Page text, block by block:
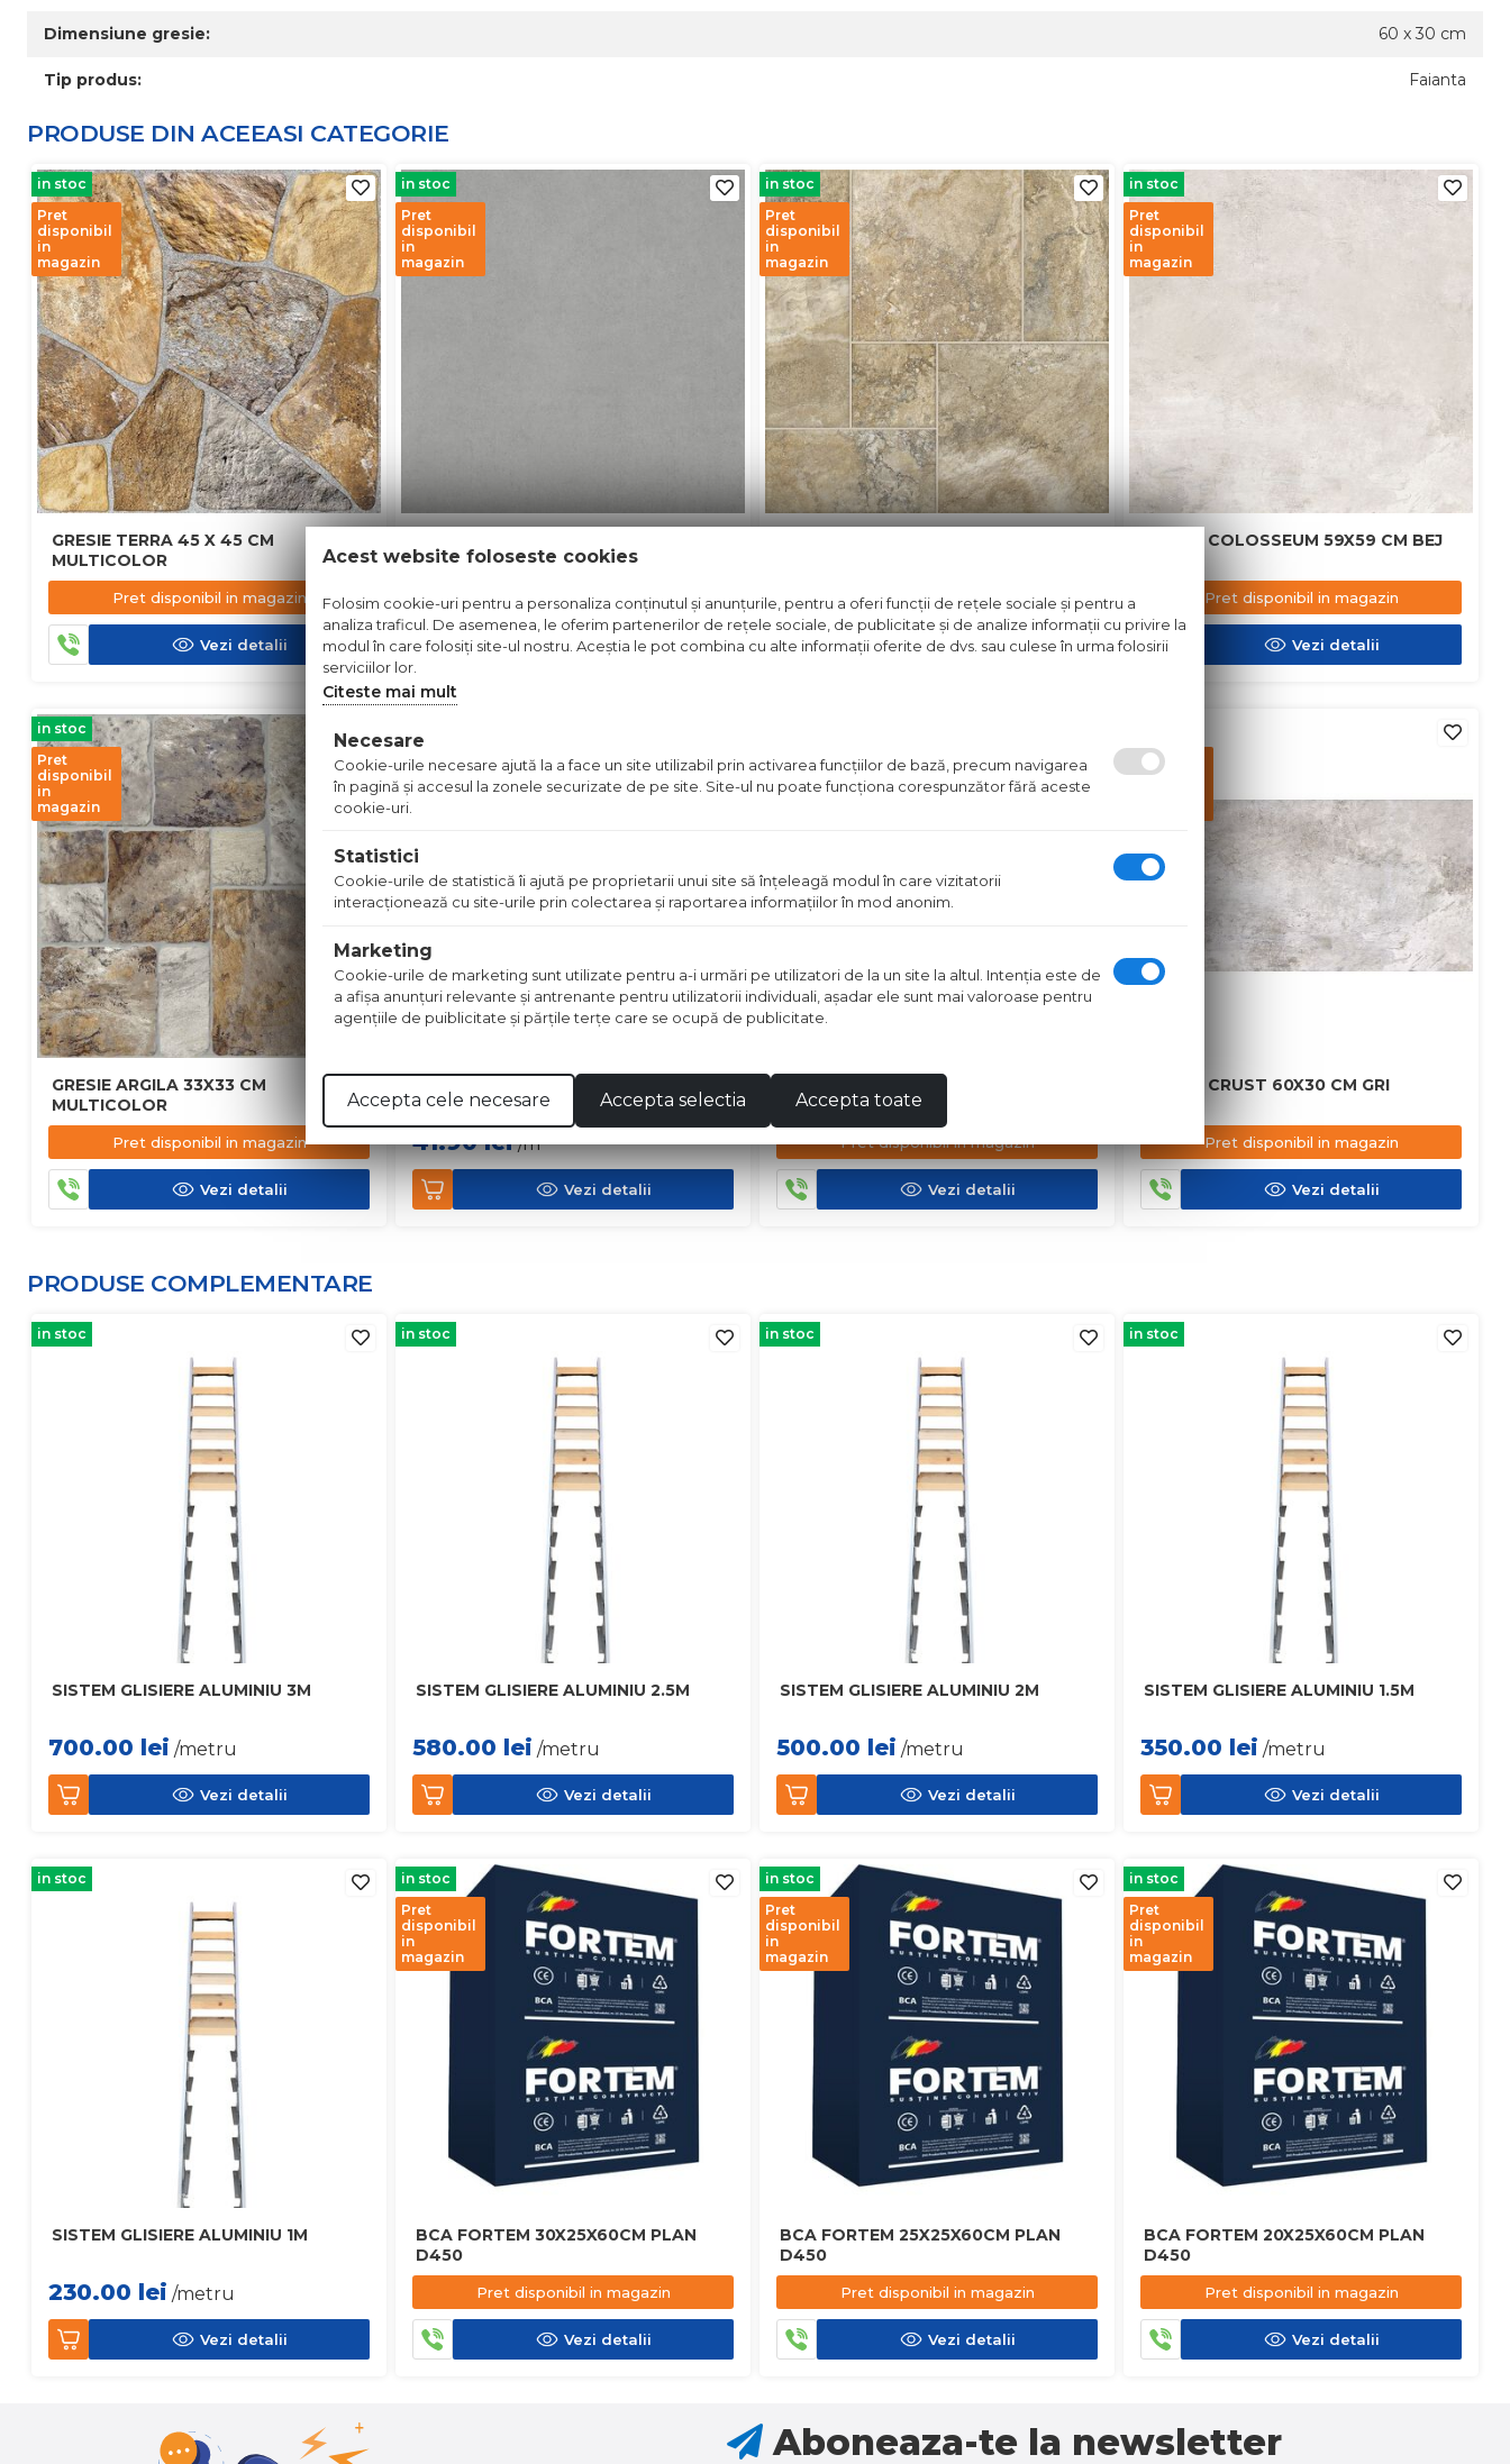
Dimensiune gresie: 60 x 30 cm
Tip produs: Faianta
PRODUSE DIN ACEEASI CATEGORIE
in stoc
Pret
disponibil
in
magazin
GRESIE TERRA 45 X 45 CM
MULTICOLOR
Pret disponibil in magazin
Vezi detalii
in stoc
Pret
disponibil
in
magazin
DESCHIS
Pret disponibil in magazin
Vezi detalii
in stoc
Pret
disponibil
in
magazin
Pret disponibil in magazin
Vezi detalii
in stoc
Pret
disponibil
in
magazin
GRESIE COLOSSEUM 59X59 CM BEJ
Pret disponibil in magazin
Vezi detalii
in stoc
Pret
disponibil
in
magazin
GRESIE ARGILA 33X33 CM
MULTICOLOR
Pret disponibil in magazin
Vezi detalii
FAIANTA OPERA 50X20 CM MARO
41.90 lei /m
Vezi detalii
Pret
disponibil
in
GRESIE GARRET 60X30 CM MARO
Pret disponibil in magazin
Vezi detalii
Pret
disponibil
GRESIE CRUST 60X30 CM GRI
Pret disponibil in magazin
Vezi detalii
PRODUSE COMPLEMENTARE
in stoc
SISTEM GLISIERE ALUMINIU 3M
700.00 lei /metru
Vezi detalii
in stoc
SISTEM GLISIERE ALUMINIU 2.5M
580.00 lei /metru
Vezi detalii
in stoc
SISTEM GLISIERE ALUMINIU 2M
500.00 lei /metru
Vezi detalii
in stoc
SISTEM GLISIERE ALUMINIU 1.5M
350.00 lei /metru
Vezi detalii
in stoc
SISTEM GLISIERE ALUMINIU 1M
230.00 lei /metru
Vezi detalii
in stoc
Pret
disponibil
in
magazin
BCA FORTEM 30X25X60CM PLAN
D450
Pret disponibil in magazin
Vezi detalii
in stoc
Pret
disponibil
in
magazin
BCA FORTEM 25X25X60CM PLAN
D450
Pret disponibil in magazin
Vezi detalii
in stoc
Pret
disponibil
in
magazin
BCA FORTEM 20X25X60CM PLAN
D450
Pret disponibil in magazin
Vezi detalii
Aboneaza-te la newsletter
Acest website foloseste cookies
Folosim cookie-uri pentru a personaliza conținutul și anunțurile, pentru a oferi funcții de rețele sociale și pentru a
analiza traficul. De asemenea, le oferim partenerilor de rețele sociale, de publicitate și de analize informații cu privire la
modul în care folosiți site-ul nostru. Aceștia le pot combina cu alte informații oferite de dvs. sau culese în urma folosirii
serviciilor lor.
Citeste mai mult
Necesare
Cookie-urile necesare ajută la a face un site utilizabil prin activarea funcţiilor de bază, precum navigarea
în pagină şi accesul la zonele securizate de pe site. Site-ul nu poate funcţiona corespunzător fără aceste
cookie-uri.
Statistici
Cookie-urile de statistică îi ajută pe proprietarii unui site să înţeleagă modul în care vizitatorii
interacţionează cu site-urile prin colectarea şi raportarea informaţiilor în mod anonim.
Marketing
Cookie-urile de marketing sunt utilizate pentru a-i urmări pe utilizatori de la un site la altul. Intenţia este de
a afişa anunţuri relevante şi antrenante pentru utilizatorii individuali, aşadar ele sunt mai valoroase pentru
agenţiile de puiblicitate şi părţile terţe care se ocupă de publicitate.
Accepta cele necesare Accepta selectia Accepta toate